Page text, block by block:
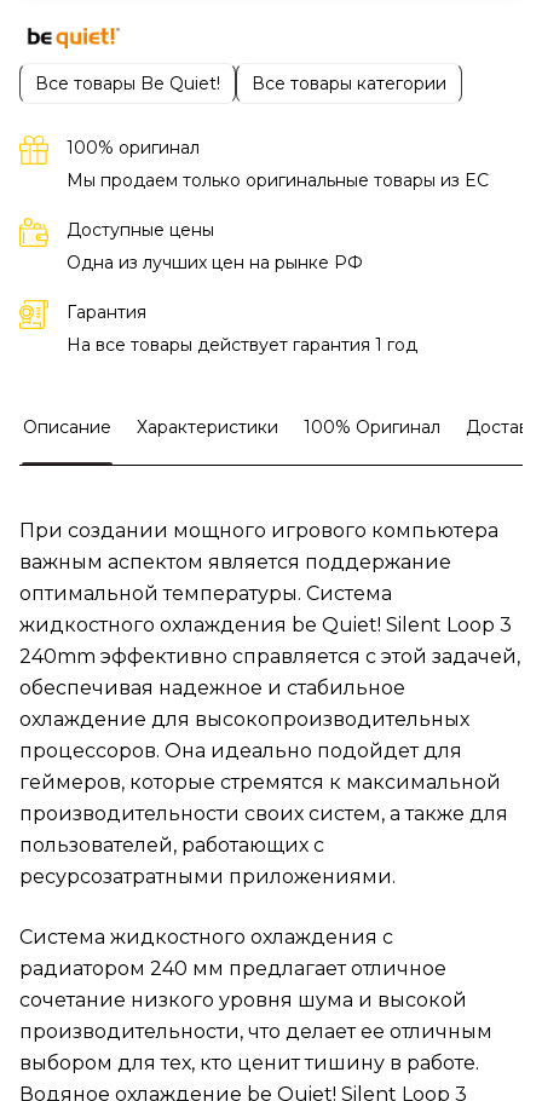
Все товары Be Quiet! Все товары категории
100% оригинал
Мы продаем только оригинальные товары из EC
Доступные цены
Одна из лучших цен на рынке РФ
Гарантия
На все товары действует гарантия 1 год
Описание Характеристики 100% Оригинал
При создании мощного игрового компьютера
важным аспектом является поддержание
оптимальной температуры. Система
жидкостного охлаждения be Quiet! Silent Loop 3
240mm эффективно справляется с этой задачей,
обеспечивая надежное и стабильное
охлаждение для высокопроизводительных
процессоров. Она идеально подойдет для
геймеров, которые стремятся к максимальной
производительности своих систем, а также для
пользователей, работающих с
ресурсозатратными приложениями.
Система жидкостного охлаждения с
радиатором 240 мм предлагает отличное
сочетание низкого уровня шума и высокой
производительности, что делает ее отличным
выбором для тех, кто ценит тишину в работе.
Водяное охлаждение be Quiet! Silent Loop 3